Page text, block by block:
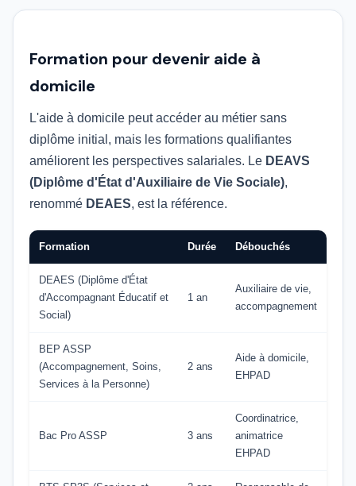
Formation pour devenir aide à
domicile
L'aide à domicile peut accéder au métier sans
diplôme initial, mais les formations qualifiantes
améliorent les perspectives salariales. Le DEAVS
(Diplôme d'État d'Auxiliaire de Vie Sociale),
renommé DEAES, est la référence.
Formation Durée Débouchés
DEAES (Diplôme d'État
d'Accompagnant Éducatif et
Social)
1 an
Auxiliaire de vie,
accompagnement
BEP ASSP
(Accompagnement, Soins,
Services à la Personne)
2 ans
Aide à domicile,
EHPAD
Bac Pro ASSP 3 ans
Coordinatrice,
animatrice
EHPAD